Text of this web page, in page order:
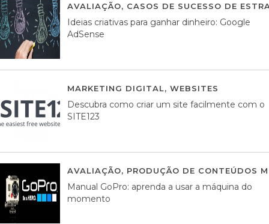
AVALIAÇÃO, CASOS DE SUCESSO DE
Ideias criativas para ganhar dinheiro: Google
AdSense
MARKETING DIGITAL, WEBSITES
Descubra como criar um site facilmente com o
SITE123
AVALIAÇÃO, PRODUÇÃO DE CONTEÚDOS
Manual GoPro: aprenda a usar a máquina do
momento